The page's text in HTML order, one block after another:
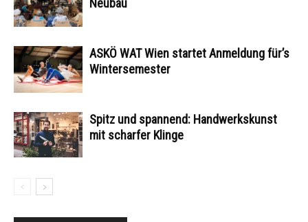
ASKÖ WAT Wien startet Anmeldung für’s
Wintersemester
Spitz und spannend: Handwerkskunst
mit scharfer Klinge